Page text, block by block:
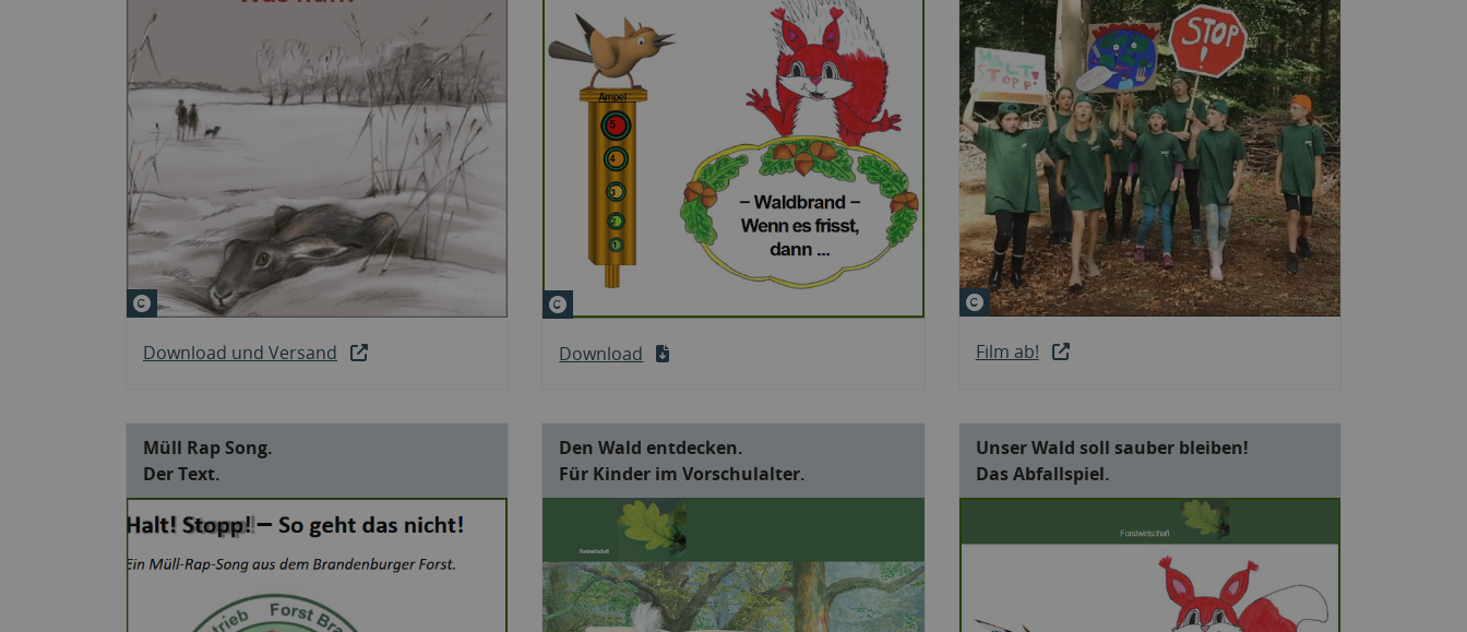
© Anke Dziewulski
Download und Versand Download
© Landesbetrieb Forst Brandenburg
Film ab!
Müll Rap Song.
Der Text.
Den Wald entdecken.
Für Kinder im Vorschulalter.
Unser Wald soll sauber bleiben!
Das Abfallspiel.